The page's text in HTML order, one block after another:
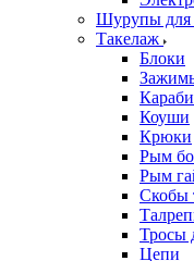
Шурупы для
Такелаж
Блоки
Коуши
Крюки
Рым
Рым
Скобы
Тросы
Цепи